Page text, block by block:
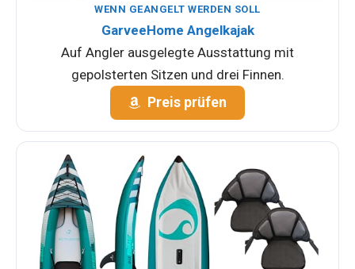
WENN GEANGELT WERDEN SOLL
GarveeHome Angelkajak
Auf Angler ausgelegte Ausstattung mit
gepolsterten Sitzen und drei Finnen.
Preis prüfen